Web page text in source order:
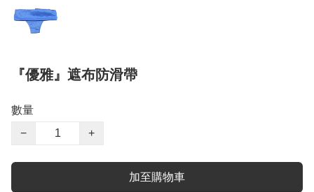
『優雅』遮布防滑帶
數量
−
+
加至購物車